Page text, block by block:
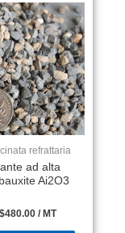
refrattaria
ad alta
Ai2O3
$480.00 / MT